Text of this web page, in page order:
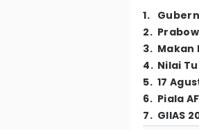
1.
2.
3. Makan
4. Nilai
5. 17
6. Piala
7. GIIAS